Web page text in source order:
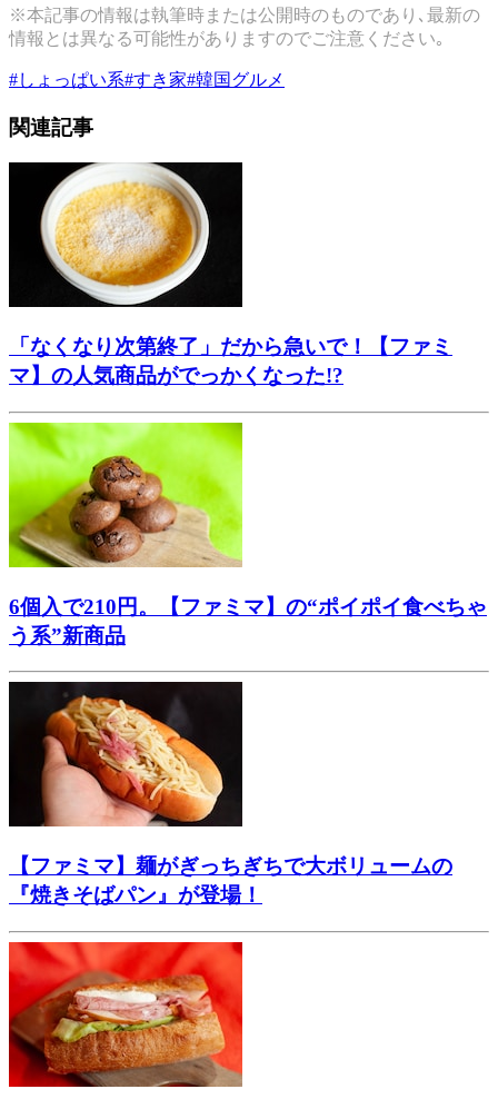
※本記事の情報は執筆時または公開時のものであり､最新の
情報とは異なる可能性がありますのでご注意ください｡
#しょっぱい系#すき家#韓国グルメ
関連記事
「なくなり次第終了」だから急いで！【ファミ
マ】の人気商品がでっかくなった!?
6個入で210円。【ファミマ】の“ポイポイ食べちゃ
う系”新商品
【ファミマ】麺がぎっちぎちで大ボリュームの
『焼きそばパン』が登場！